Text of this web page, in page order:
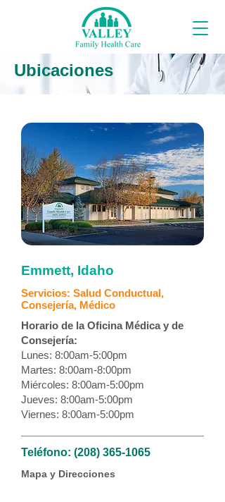
Ubicaciones
Emmett, Idaho
Servicios: Salud Conductual,
Consejería, Médico
Horario de la Oficina Médica y de
Consejería:
Lunes: 8:00am-5:00pm
Martes: 8:00am-8:00pm
Miércoles: 8:00am-5:00pm
Jueves: 8:00am-5:00pm
Viernes: 8:00am-5:00pm
Teléfono: (208) 365-1065
Mapa y Direcciones